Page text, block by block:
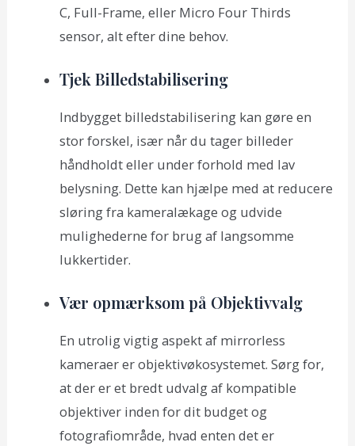
C, Full-Frame, eller Micro Four Thirds
sensor, alt efter dine behov.
Tjek Billedstabilisering
Indbygget billedstabilisering kan gøre en
stor forskel, især når du tager billeder
håndholdt eller under forhold med lav
belysning. Dette kan hjælpe med at reducere
sløring fra kameralækage og udvide
mulighederne for brug af langsomme
lukkertider.
Vær opmærksom på Objektivvalg
En utrolig vigtig aspekt af mirrorless
kameraer er objektivøkosystemet. Sørg for,
at der er et bredt udvalg af kompatible
objektiver inden for dit budget og
fotografiområde, hvad enten det er